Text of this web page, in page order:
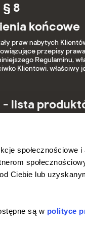
społecznościowe i
Ciebie lub
są w polityce
§ 8
końcowe
praw nabytych
przepisy
Regulaminu,
Klientowi, właściwy
- lista
Farba plamoodporna
regulaminy